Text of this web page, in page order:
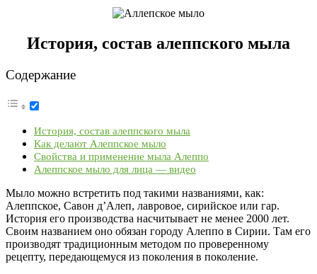
История, состав алеппского мыла
Содержание
История, состав алеппского мыла
Как делают Алеппское мыло
Свойства и применение мыла Алеппо
Алеппское мыло для лица — видео
Мыло можно встретить под такими названиями, как:
Алеппское, Савон д’Алеп, лавровое, сирийское или гар.
История его производства насчитывает не менее 2000 лет.
Своим названием оно обязан городу Алеппо в Сирии. Там его
производят традиционным методом по проверенному
рецепту, передающемуся из поколения в поколение.